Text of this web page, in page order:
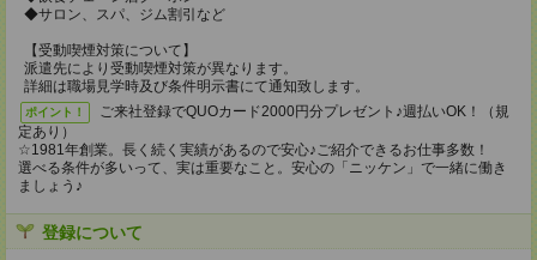
◆サロン、スパ、ジム割引など
【受動喫煙対策について】
派遣先により受動喫煙対策が異なります。
詳細は職場見学時及び条件明示書にて通知致します。
ポイント！
ご来社登録でQUOカード2000円分プレゼント♪週払いOK！（規
定あり）
☆1981年創業。長く続く実績があるので安心♪ご紹介できるお仕事多数！
選べる条件が多いって、実は重要なこと。安心の「ニッケン」で一緒に働き
ましょう♪
登録について